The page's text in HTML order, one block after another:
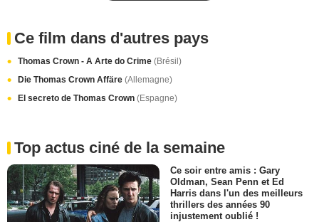
Ce film dans d'autres pays
Thomas Crown - A Arte do Crime (Brésil)
Die Thomas Crown Affäre (Allemagne)
El secreto de Thomas Crown (Espagne)
Top actus ciné de la semaine
Ce soir entre amis : Gary
Oldman, Sean Penn et Ed
Harris dans l'un des meilleurs
thrillers des années 90
injustement oublié !